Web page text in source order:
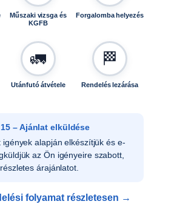
Műszaki vizsga és
KGFB
Forgalomba helyezés
🚛
Utánfutó átvétele
🏁
Rendelés lezárása
– Ajánlat elküldése
igények alapján elkészítjük és e-
az Ön igényeire szabott,
részletes árajánlatot.
folyamat részletesen →